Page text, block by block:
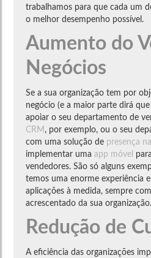
trabalhamos para que cada um
o melhor desempenho possível.
Aumento do
Negócios
Se a sua organização tem por
negócio (e a maior parte dirá
apoiar o seu departamento de
CRM , por exemplo, ou o seu
com uma solução de presença
implementar umaapp móvel
vendedores. São só alguns
temos uma enorme experiência
aplicações à medida, sempre
acrescentado da sua organização.
Redução de
A eficiência das organizações